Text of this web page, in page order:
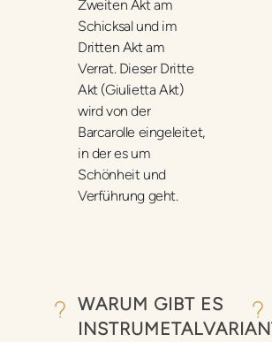
Zweiten Akt am
Schicksal und im
Dritten Akt am
Verrat. Dieser Dritte
Akt (Giulietta Akt)
wird von der
Barcarolle eingeleitet,
in der es um
Schönheit und
Verführung geht.
WARUM GIBT ES